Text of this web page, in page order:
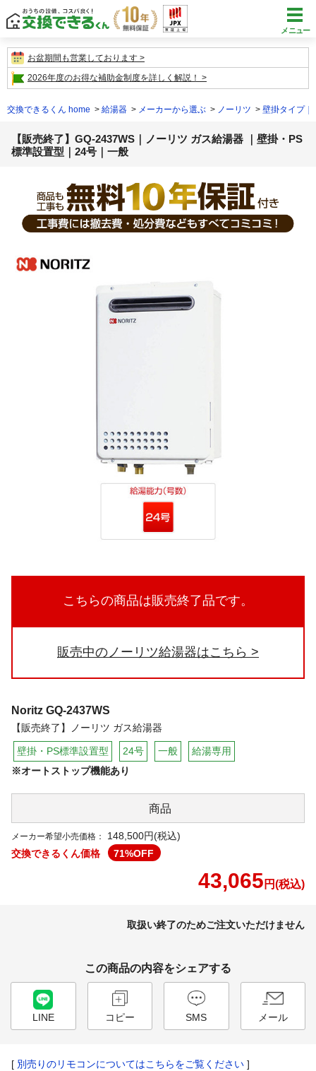
メニュー
お盆期間も営業しております
2026年度のお得な補助金制度を詳しく解説！
交換できるくん home 給湯器 メーカーから選ぶ ノーリツ 壁掛タイプ｜
【販売終了】GQ-2437WS｜ノーリツ ガス給湯器 ｜壁掛・PS
標準設置型｜24号｜一般
こちらの商品は販売終了品です。
販売中のノーリツ給湯器はこちら
Noritz GQ-2437WS
【販売終了】ノーリツ ガス給湯器
壁掛・PS標準設置型 24号 一般
給湯専用
※オートストップ機能あり
商品
メーカー希望小売価格：
148,500円(税込)
交換できるくん価格
71%OFF
43,065 円(税込)
取扱い終了のためご注文いただけません
この商品の内容をシェアする
LINE コピー SMS メール
[ 別売りのリモコンについてはこちらをご覧ください ]